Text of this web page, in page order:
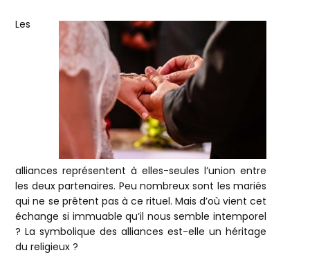
Les
alliances représentent à elles-seules l’union entre
les deux partenaires. Peu nombreux sont les mariés
qui ne se prêtent pas à ce rituel. Mais d’où vient cet
échange si immuable qu’il nous semble intemporel
? La symbolique des alliances est-elle un héritage
du religieux ?